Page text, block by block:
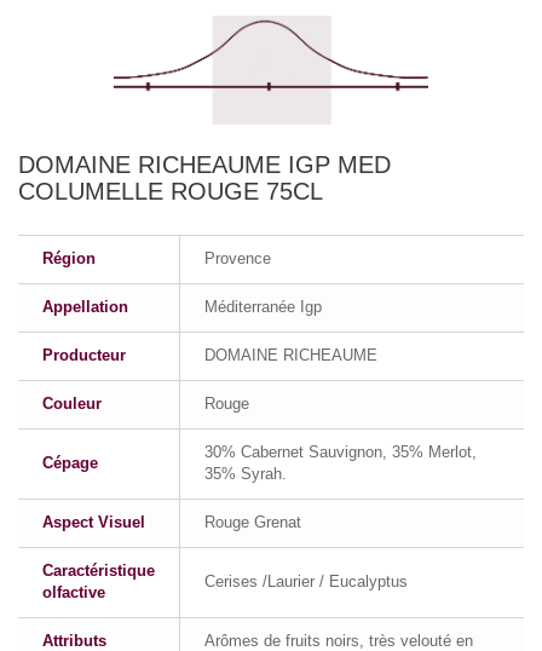
DOMAINE RICHEAUME IGP MED
COLUMELLE ROUGE 75CL
Région Provence
Appellation Méditerranée Igp
Producteur DOMAINE RICHEAUME
Couleur Rouge
Cépage
30% Cabernet Sauvignon, 35% Merlot,
35% Syrah.
Aspect Visuel Rouge Grenat
Caractéristique
olfactive
Cerises /Laurier / Eucalyptus
Attributs
Arômes de fruits noirs, très velouté en